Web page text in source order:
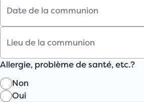
Allergie, problème de santé, etc.?
Non
Oui